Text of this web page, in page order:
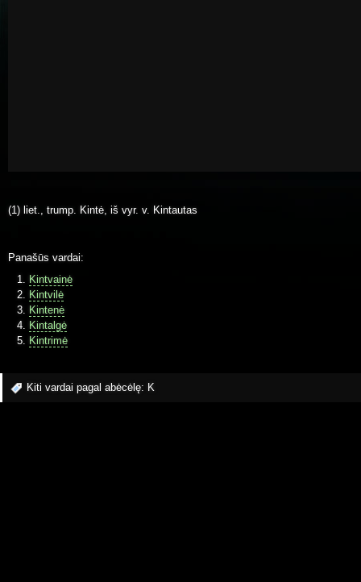
(1) liet., trump. Kintė, iš vyr. v. Kintautas
Panašūs vardai:
Kintvainė
Kintvilė
Kintenė
Kintalgė
Kintrimė
Kiti vardai pagal abėcėlę: K